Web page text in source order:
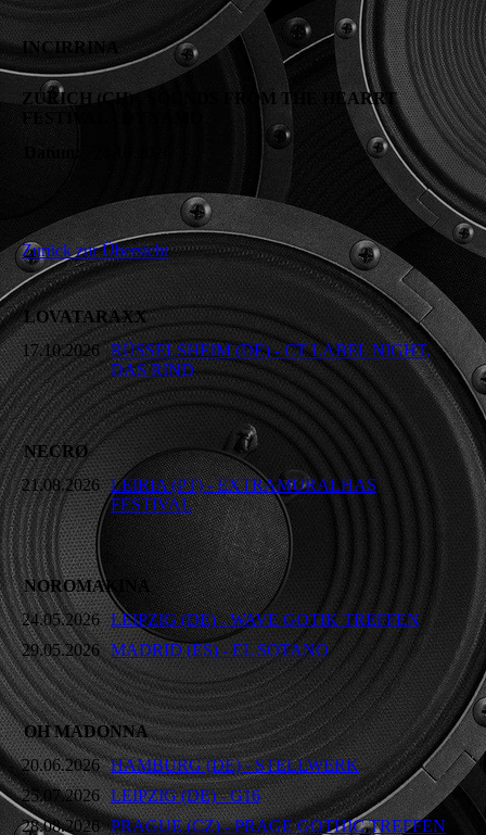
INCIRRINA
ZURICH (CH) - SOUNDS FROM THE HEARRT
FESTIVAL - DYNAMO
Datum:
Zurück zur Übersicht
LOVATARAXX
17.10.2026 RÜSSELSHEIM (DE) - CT LABEL NIGHT,
DAS RIND
NECRØ
21.08.2026 LEIRIA (PT) - EXTRAMURALHAS
FESTIVAL
NOROMAKINA
24.05.2026 LEIPZIG (DE) - WAVE GOTIK TREFFEN
29.05.2026 MADRID (ES) - EL SOTANO
OH MADONNA
20.06.2026 HAMBURG (DE) - STELLWERK
25.07.2026 LEIPZIG (DE) - G16
28.08.2026 PRAGUE (CZ) - PRAGE GOTHIC TREFFEN